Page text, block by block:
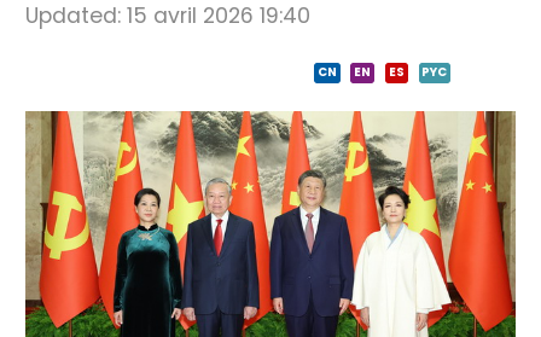
Updated: 15 avril 2026 19:40
CN EN ES PYC